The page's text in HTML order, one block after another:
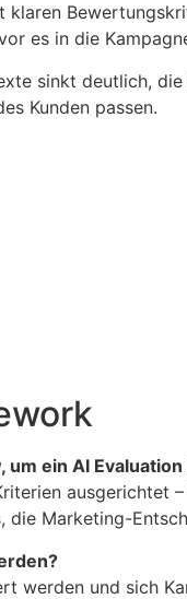
es in die
sinkt deutlich,
Kunden passen.
ein AI
ausgerichtet
Marketing-
werden und sich